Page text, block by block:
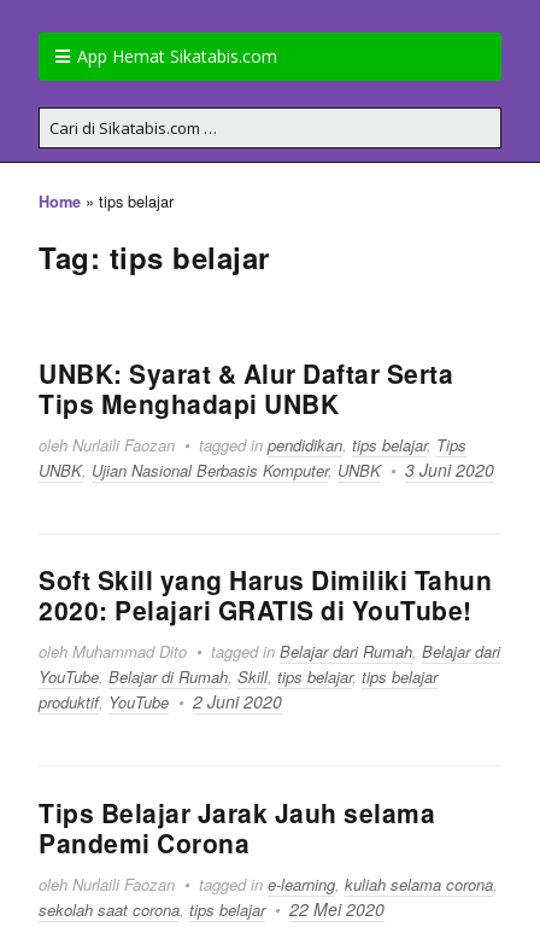
App Hemat Sikatabis.com
Home » tips belajar
Tag: tips belajar
UNBK: Syarat & Alur Daftar Serta
Tips Menghadapi UNBK
oleh Nurlaili Faozan tagged in pendidikan, tips belajar, Tips
UNBK, Ujian Nasional Berbasis Komputer, UNBK 3 Juni 2020
Soft Skill yang Harus Dimiliki Tahun
2020: Pelajari GRATIS di YouTube!
oleh Muhammad Dito tagged in Belajar dari Rumah, Belajar dari
YouTube, Belajar di Rumah, Skill, tips belajar, tips belajar
produktif, YouTube 2 Juni 2020
Tips Belajar Jarak Jauh selama
Pandemi Corona
oleh Nurlaili Faozan tagged in e-learning, kuliah selama corona,
sekolah saat corona, tips belajar 22 Mei 2020